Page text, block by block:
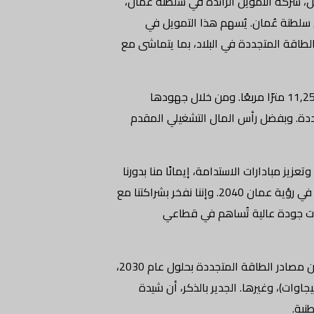
سلطنة عُمان. يُسهم هذا التمويل في
المتجددة في البلاد، بما يتماشى مع
تعمل شيدة سولار، وهي علامة تجارية عُمانية، في قطاع الصناعة وهي منشأة تصنيع متطورة في منطقة صحار الصناعية تمتد على مساحة 11,250 مترًا مربعًا. ومن خلال جهودها
وبفضل رأس المال التشغيلي المقدم
مبادارات الاستدامة، إيمانًا منا بدورنا
في تحقيق تحول إيجابي يُسهم بشكل ملموس في جهود الاستدامة الخاصة المُنبثقة عن الأولويات الوطنية المرتبطة بمحور البيئة المُستدامة في رؤية عمان 2040. وإننا نفخر بشراكتنا مع
جودة عالية تُساهم في قطاعي
وبفضل الاستراتيجية المُحكمة لتحقيق الحياد الصفري بحلول عام 2050، وضعت حكومة سلطنة عُمان هدفًا طموحًا لتوليد 30% من الكهرباء من مصادر الطاقة المتجددة بحلول عام 2030،
كبرى مثل مشروعي “منح 1 و2” للطاقة الشمسية (500 ميجاوات لكل منهما) ومشروع “عبري 3” للطاقة الشمسية (500 ميجاوات)، وغيرها. الجدير بالذكر، أن شيدة